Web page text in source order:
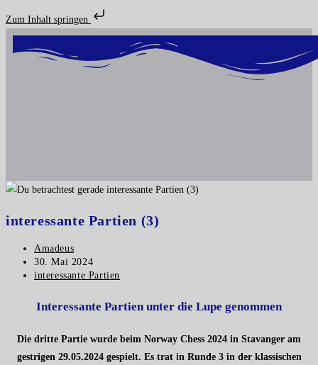
Zum Inhalt springen
interessante Partien (3)
Amadeus
30. Mai 2024
interessante Partien
Interessante Partien unter die Lupe genommen
Die dritte Partie wurde beim Norway Chess 2024 in Stavanger am
gestrigen 29.05.2024 gespielt. Es trat in Runde 3 in der klassischen